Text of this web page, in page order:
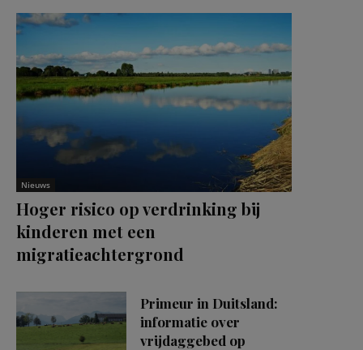
Nieuws
Hoger risico op verdrinking bij
kinderen met een
migratieachtergrond
Primeur in Duitsland:
informatie over
vrijdaggebed op